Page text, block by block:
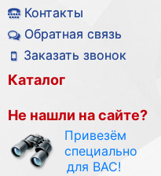
Контакты
Обратная связь
Заказать звонок
Каталог
Не нашли на сайте?
Привезём
специально
для ВАС!